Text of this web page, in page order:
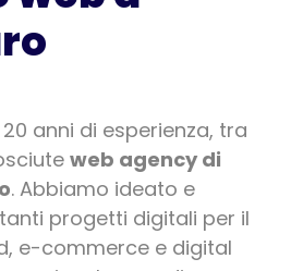
anni di esperienza, tra
web agency di
. Abbiamo ideato e
progetti digitali per il
e-commerce e digital